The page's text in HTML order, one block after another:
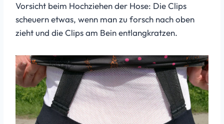
Vorsicht beim Hochziehen der Hose: Die Clips
scheuern etwas, wenn man zu forsch nach oben
zieht und die Clips am Bein entlangkratzen.